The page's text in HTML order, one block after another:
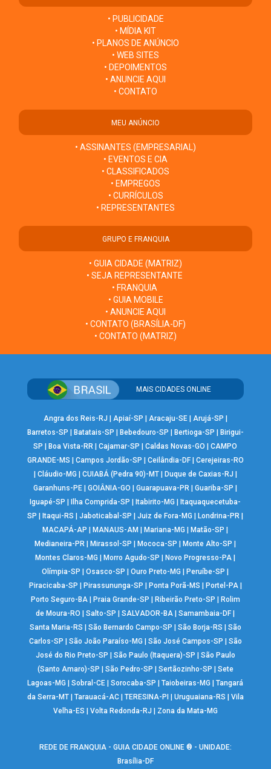
• PUBLICIDADE
• MÍDIA KIT
• PLANOS DE ANÚNCIO
• WEB SITES
• DEPOIMENTOS
• ANUNCIE AQUI
• CONTATO
MEU ANÚNCIO
• ASSINANTES (EMPRESARIAL)
• EVENTOS E CIA
• CLASSIFICADOS
• EMPREGOS
• CURRÍCULOS
• REPRESENTANTES
GRUPO E FRANQUIA
• GUIA CIDADE (MATRIZ)
• SEJA REPRESENTANTE
• FRANQUIA
• GUIA MOBILE
• ANUNCIE AQUI
• CONTATO (BRASÍLIA-DF)
• CONTATO (MATRIZ)
MAIS CIDADES ONLINE
Angra dos Reis-RJ Apiaí-SP Aracaju-SE| Arujá-SP
Barretos-SP
Batatais-SP Bebedouro-SP Bertioga-SP
Birigui-
SP
Boa Vista-RR |Cajamar-SP |Caldas Novas-GO |CAMPO
GRANDE-MS
Campos Jordão-SP Ceilândia-DF| Cerejeiras-RO
Cláudio-MG CUIABÁ (Pedra 90)-MT| Duque de Caxias-RJ
Garanhuns-PE |GOIÂNIA-GO |Guarapuava-PR |Guariba-SP
Iguapé-SP
Ilha Comprida-SP Itabirito-MG
Itaquaquecetuba-
SP
Itaqui-RS |Jaboticabal-SP |Juiz de Fora-MG Londrina-PR
MACAPÁ-AP
MANAUS-AM Mariana-MG Matão-SP
Medianeira-PR
Mirassol-SP Mococa-SP Monte Alto-SP
Montes Claros-MG
Morro Agudo-SP Novo Progresso-PA
Olímpia-SP
|Osasco-SP |Ouro Preto-MG Peruíbe-SP
Piracicaba-SP
Pirassununga-SP Ponta Porã-MS Portel-PA|
Porto Seguro-BA| Praia Grande-SP Ribeirão Preto-SP
Rolim
de Moura-RO
|Salto-SP |SALVADOR-BA |Samambaia-DF
Santa Maria-RS
São Bernardo Campo-SP São Borja-RS
São
Carlos-SP
São João Paraíso-MG São José Campos-SP
São
José do Rio Preto-SP
São Paulo (Itaquera)-SP
São Paulo
(Santo Amaro)-SP
São Pedro-SP Sertãozinho-SP
Sete
Lagoas-MG
|Sobral-CE |Sorocaba-SP |Taiobeiras-MG |Tangará
da Serra-MT| Tarauacá-AC| TERESINA-PI Uruguaiana-RS
Vila
Velha-ES
Volta Redonda-RJ Zona da Mata-MG
REDE DE FRANQUIA - GUIA CIDADE ONLINE ® - UNIDADE:
Brasília-DF